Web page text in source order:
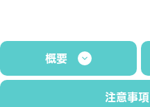
概要
注意事項